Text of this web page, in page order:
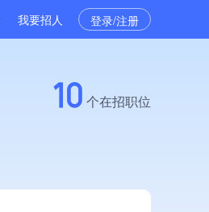
我要招人 登录/注册
10 个在招职位